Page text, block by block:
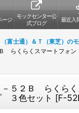
ージ
モックセンター公
式ブログ
最近入
（富士通）＆Ｔ（東芝）の
らくらくスマートフォ
５２Ｂ らくらく
３色セット [F-